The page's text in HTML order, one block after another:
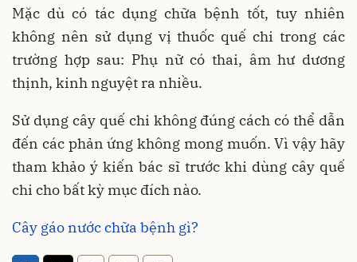
Mặc dù có tác dụng chữa bệnh tốt, tuy nhiên
không nên sử dụng vị thuốc quế chi trong các
trường hợp sau: Phụ nữ có thai, âm hư dương
thịnh, kinh nguyệt ra nhiều.
Sử dụng cây quế chi không đúng cách có thể dẫn
đến các phản ứng không mong muốn. Vì vậy hãy
tham khảo ý kiến bác sĩ trước khi dùng cây quế
chi cho bất kỳ mục đích nào.
Cây gáo nước chữa bệnh gì?